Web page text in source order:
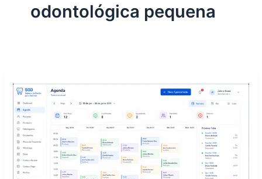
odontológica pequena